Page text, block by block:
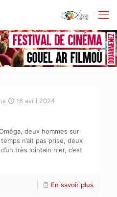
16 avril 2024
deux hommes sur
n’ait pas prise, deux
très lointain hier, c’est
En savoir plus